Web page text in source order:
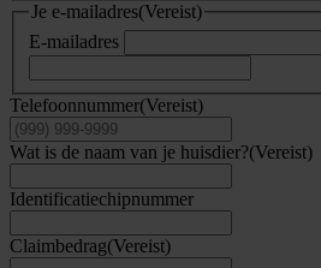
Je e-mailadres(Vereist)
E-mailadres
Telefoonnummer(Vereist)
Wat is de naam van je huisdier?(Vereist)
Identificatiechipnummer
Claimbedrag(Vereist)